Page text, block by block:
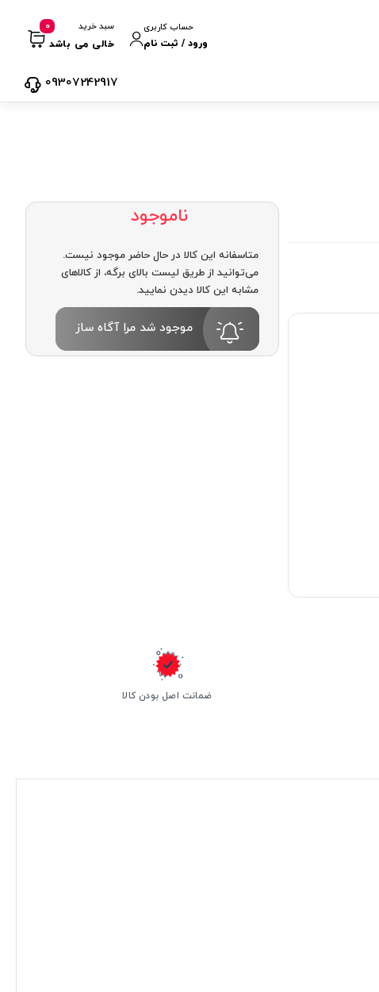
حساب کاربری
ورود / ثبت نام
سبد خرید
خالی می باشد
0
09307242917
ناموجود
متاسفانه این کالا در حال حاضر موجود نیست.
می‌توانید از طریق لیست بالای برگه، از کالاهای
مشابه این کالا دیدن نمایید.
موجود شد مرا آگاه ساز
ضمانت اصل بودن کالا